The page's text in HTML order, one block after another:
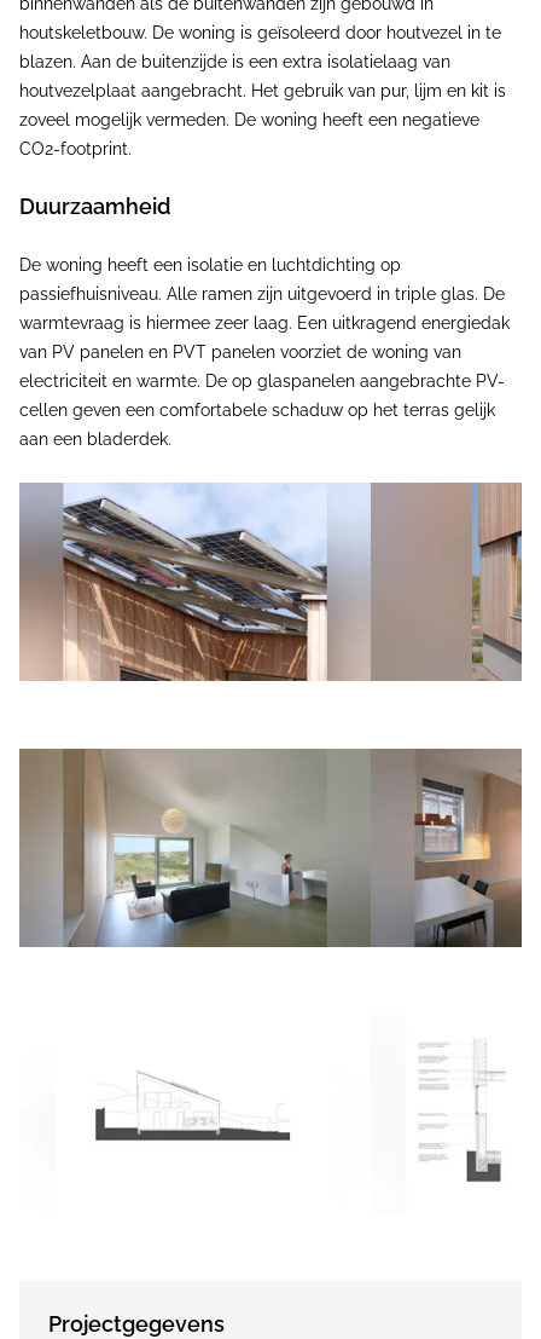
houtskeletbouw. De woning is geïsoleerd door houtvezel in te
blazen. Aan de buitenzijde is een extra isolatielaag van
houtvezelplaat aangebracht. Het gebruik van pur, lijm en kit is
zoveel mogelijk vermeden. De woning heeft een negatieve
CO2-footprint.
Duurzaamheid
De woning heeft een isolatie en luchtdichting op
passiefhuisniveau. Alle ramen zijn uitgevoerd in triple glas. De
warmtevraag is hiermee zeer laag. Een uitkragend energiedak
van PV panelen en PVT panelen voorziet de woning van
electriciteit en warmte. De op glaspanelen aangebrachte PV-
cellen geven een comfortabele schaduw op het terras gelijk
aan een bladerdek.
Projectgegevens